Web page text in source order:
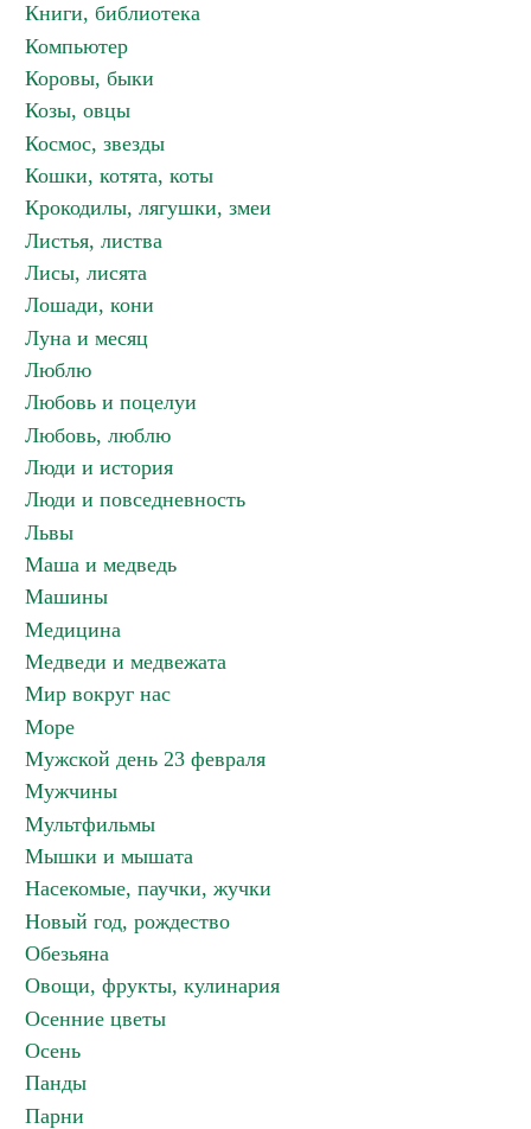
Книги, библиотека
Компьютер
Коровы, быки
Козы, овцы
Космос, звезды
Кошки, котята, коты
Крокодилы, лягушки, змеи
Листья, листва
Лисы, лисята
Лошади, кони
Луна и месяц
Люблю
Любовь и поцелуи
Любовь, люблю
Люди и история
Люди и повседневность
Львы
Маша и медведь
Машины
Медицина
Медведи и медвежата
Мир вокруг нас
Море
Мужской день 23 февраля
Мужчины
Мультфильмы
Мышки и мышата
Насекомые, паучки, жучки
Новый год, рождество
Обезьяна
Овощи, фрукты, кулинария
Осенние цветы
Осень
Панды
Парни